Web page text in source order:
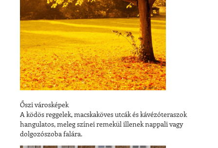
Őszi városképek
A ködös reggelek, macskaköves utcák és kávézóteraszok
hangulatos, meleg színei remekül illenek nappali vagy
dolgozószoba falára.